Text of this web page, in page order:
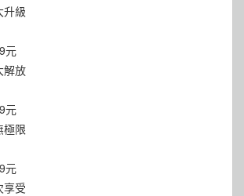
升級
元
解放
元
極限
元
享受